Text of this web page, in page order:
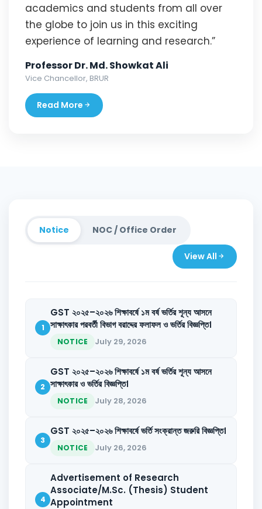
academics and students from all over
the globe to join us in this exciting
experience of learning and research.”
Professor Dr. Md. Showkat Ali
Vice Chancellor, BRUR
Read More
Notice NOC / Office Order
View All
1
GST ২০২৫–২০২৬ শিক্ষাবর্ষে ১ম বর্ষ ভর্তির শূন্য আসনে
সাক্ষাৎকার পরবর্তী বিভাগ বরাদ্দের ফলাফল ও ভর্তির বিজ্ঞপ্তি।
NOTICE July 29, 2026
2
GST ২০২৫–২০২৬ শিক্ষাবর্ষে ১ম বর্ষ ভর্তির শূন্য আসনে
সাক্ষাৎকার ও ভর্তির বিজ্ঞপ্তি।
NOTICE July 28, 2026
3
GST ২০২৫–২০২৬ শিক্ষাবর্ষে ভর্তি সংক্রান্ত জরুরি বিজ্ঞপ্তি।
NOTICE July 26, 2026
4
Advertisement of Research
Associate/M.Sc. (Thesis) Student
Appointment